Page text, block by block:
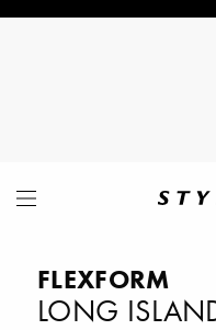
FLEXFORM
LONG